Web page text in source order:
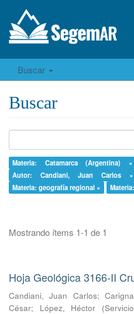
Buscar
Buscar
Materia: Catamarca (Argentina) ×
Autor: Candiani, Juan Carlos ×
Materia: geografía regional ×
Mostrando ítems 1-1 de 1
Hoja Geológica 3166-II
Candiani, Juan Carlos;
César; López, Héctor (